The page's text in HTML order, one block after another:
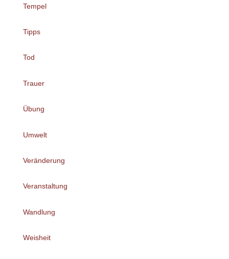
Tempel
Tipps
Tod
Trauer
Übung
Umwelt
Veränderung
Veranstaltung
Wandlung
Weisheit